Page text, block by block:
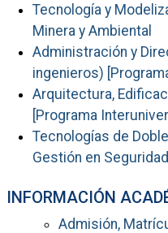
Tecnología y
Minera y Ambiental
Administración y
ingenieros)
Arquitectura,
[Programa
Tecnologías de
Gestión en
INFORMACIÓN
Admisión,